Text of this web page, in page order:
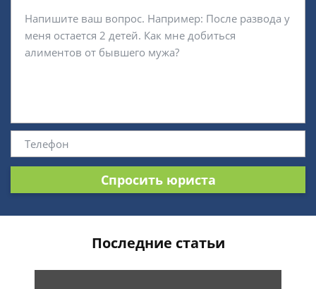
Спросить юриста
Последние статьи